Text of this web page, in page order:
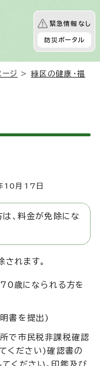
緊急情報なし
防災ポータル
ージ > 緑区の健康・福
月17日
、料金が免除にな
れます。
歳になられる方を
書を提出)
で市民税非課税確認
ください)確認書の